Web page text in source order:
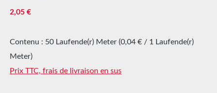
Prix régulier :
2,05 €
Contenu : 50 Laufende(r) Meter (0,04 € / 1 Laufende(r)
Meter)
Prix TTC, frais de livraison en sus